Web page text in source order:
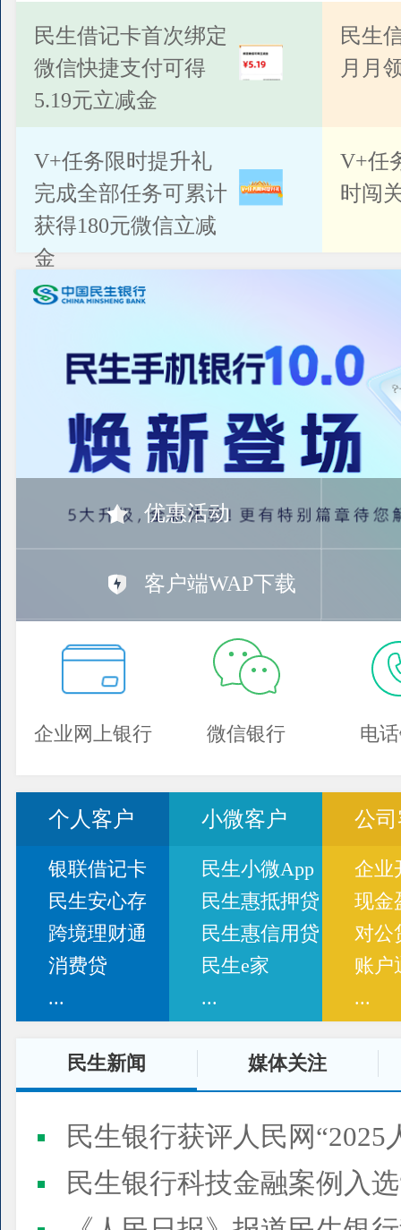
公告
民生借记卡首次绑定
微信快捷支付可得
5.19元立减金
民生
月月
V+任务限时提升礼
完成全部任务可累计
获得180元微信立减
金
V+任
时闯
优惠活动
客户端WAP下载
企业网上银行 微信银行 电
个人客户
银联借记卡
民生安心存
跨境理财通
消费贷
...
小微客户
民生小微App
民生惠抵押贷
民生惠信用贷
民生e家
...
公
企业
现金
对公
账户
...
民生新闻 媒体关注
民生银行获评人民网“2025
民生银行科技金融案例入选“2025人民